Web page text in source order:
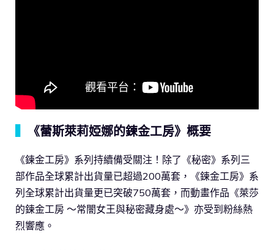
《蕾斯萊莉婭娜的鍊金工房》概要
《鍊金工房》系列持續備受關注！除了《秘密》系列三
部作品全球累計出貨量已超過200萬套，《鍊金工房》系
列全球累計出貨量更已突破750萬套，而動畫作品《萊莎
的鍊金工房 ～常闇女王與秘密藏身處～》亦受到粉絲熱
烈響應。